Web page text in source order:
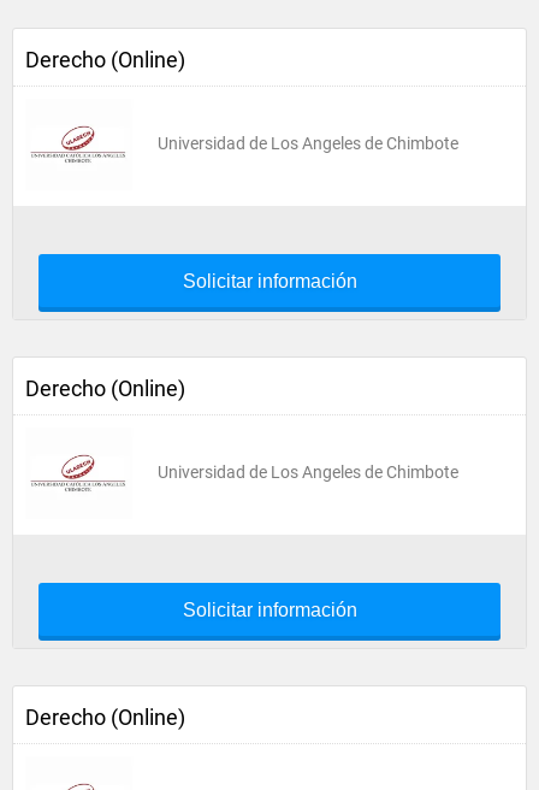
Derecho (Online)
Universidad de Los Angeles de Chimbote
Solicitar información
Derecho (Online)
Universidad de Los Angeles de Chimbote
Solicitar información
Derecho (Online)